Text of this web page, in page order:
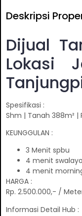
Deskripsi
Dijual
Lokasi
Spesifikasi :
Shm | Tanah 388m² |
KEUNGGULAN :
3 Menit spbu
4 menit
4 menit
HARGA :
Rp. 2.500.000,- /
Informasi Detail Hub :